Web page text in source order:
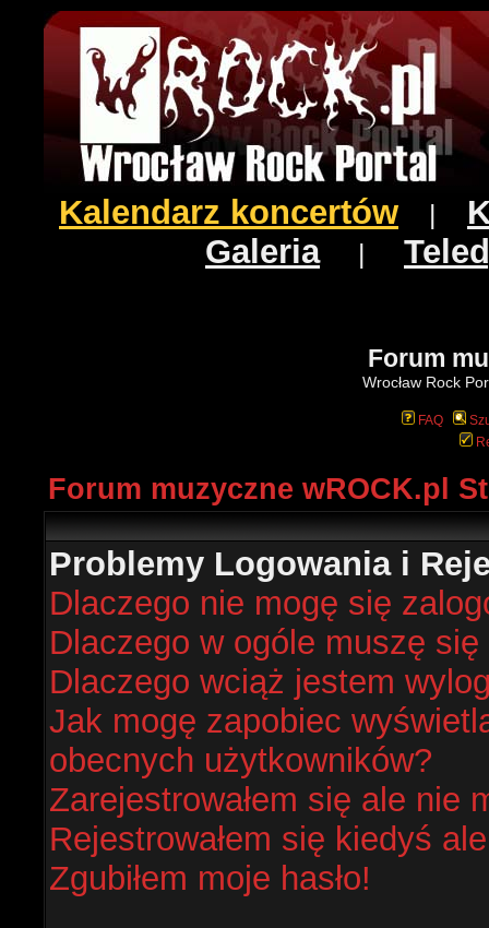
Kalendarz koncertów
Galeria|
Forum
Wrocław Rock
FAQ
Forum muzyczne wROCK.pl
Problemy Logowania i
Dlaczego nie mogę się
Dlaczego w ogóle muszę
Dlaczego wciąż jestem
Jak mogę zapobiec
obecnych użytkowników?
Zarejestrowałem się ale nie
Rejestrowałem się kiedyś
Zgubiłem moje hasło!